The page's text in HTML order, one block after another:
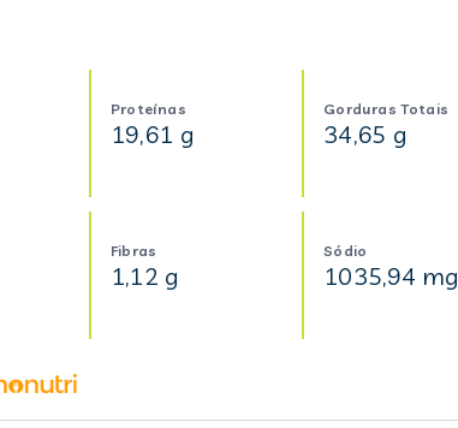
Proteínas
19,61 g
Gorduras Totais
34,65 g
Fibras
1,12 g
Sódio
1035,94 mg